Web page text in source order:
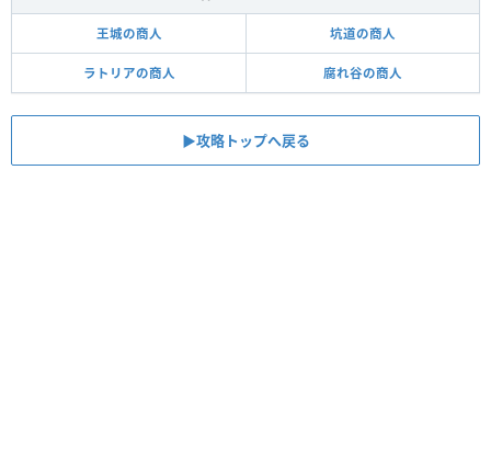
王城の商人 坑道の商人
ラトリアの商人 腐れ谷の商人
▶攻略トップへ戻る